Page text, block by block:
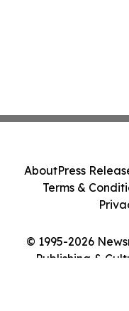
© 1995-2026
Publishing &
AboutPress
Terms &